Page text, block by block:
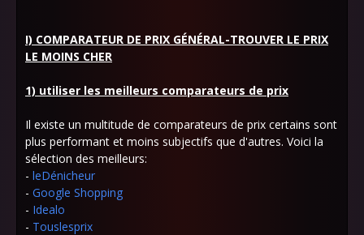
I) COMPARATEUR DE PRIX GÉNÉRAL-TROUVER LE PRIX
LE MOINS CHER
1) utiliser les meilleurs comparateurs de prix
Il existe un multitude de comparateurs de prix certains sont
plus performant et moins subjectifs que d'autres. Voici la
sélection des meilleurs:
- leDénicheur
- Google Shopping
- Idealo
- Touslesprix